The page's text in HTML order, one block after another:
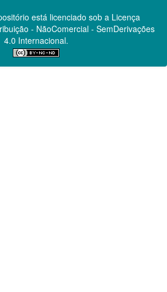
está licenciado sob a Licença
- NãoComercial - SemDerivações
4.0 Internacional.